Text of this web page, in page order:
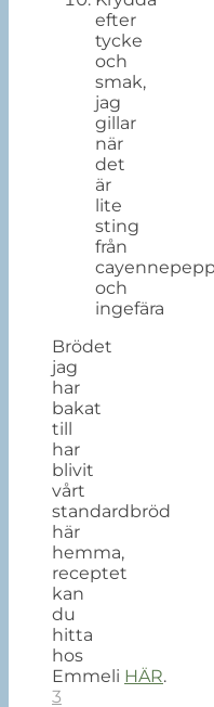
efter
tycke
och
smak,
jag
gillar
när
det
är
lite
sting
från
och
ingefära
Brödet
jag
har
bakat
till
har
blivit
vårt
standardbröd
här
hemma,
receptet
kan
du
hitta
hos
Emmeli HÄR.
3